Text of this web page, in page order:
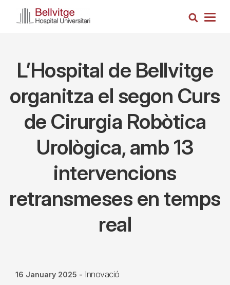
Search
L’Hospital de Bellvitge
organitza el segon Curs
de Cirurgia Robòtica
Urològica, amb 13
intervencions
retransmeses en temps
real
16 January 2025 - Innovació